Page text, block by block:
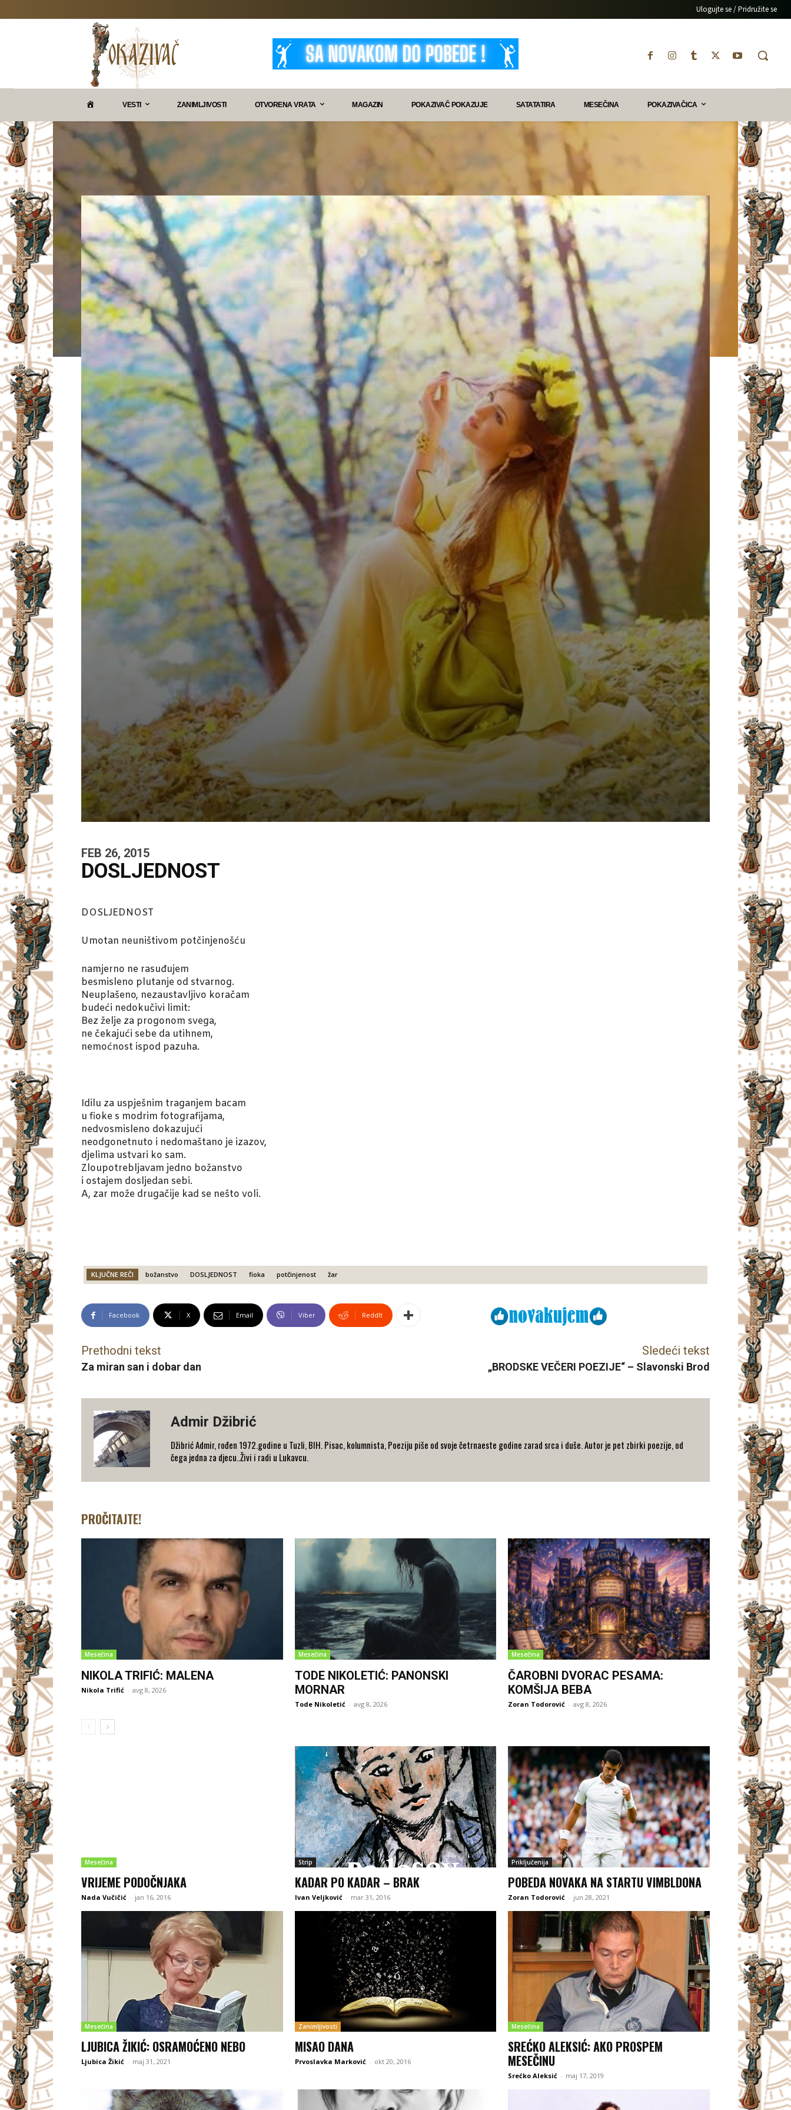
Ulogujte se / Pridružite se
A
Z
V
A
VESTI ZANIMLJIVOSTI OTVORENA VRATA MAGAZIN POKAZIVAČ POKAZUJE SATATATIRA MESEČINA POKAZIVAČICA
FEB 26, 2015
DOSLJEDNOST
DOSLJEDNOST
Umotan neuništivom potčinjenošću
namjerno ne rasuđujem
besmisleno plutanje od stvarnog.
Neuplašeno, nezaustavljivo koračam
budeći nedokučivi limit:
Bez želje za progonom svega,
ne čekajući sebe da utihnem,
nemoćnost ispod pazuha.
Idilu za uspješnim traganjem bacam
u fioke s modrim fotografijama,
nedvosmisleno dokazujući
neodgonetnuto i nedomaštano je izazov,
djelima ustvari ko sam.
Zloupotrebljavam jedno božanstvo
i ostajem dosljedan sebi.
A, zar može drugačije kad se nešto voli.
KLJUČNE REČI božanstvo DOSLJEDNOST fioka potčinjenost žar
Facebook X Email Viber ReddIt
Prethodni tekst
Za miran san i dobar dan
Sledeći tekst
„BRODSKE VEČERI POEZIJE“ – Slavonski Brod
Admir Džibrić
Džibrić Admir, rođen 1972.godine u Tuzli, BIH. Pisac, kolumnista, Poeziju piše od svoje četrnaeste godine zarad srca i duše. Autor je pet zbirki poezije, od
čega jedna za djecu..Živi i radi u Lukavcu.
PROČITAJTE!
Mesečina
NIKOLA TRIFIĆ: MALENA
Nikola Trifić - avg 8, 2026
Mesečina
TODE NIKOLETIĆ: PANONSKI
MORNAR
Tode Nikoletić - avg 8, 2026
Mesečina
ČAROBNI DVORAC PESAMA:
KOMŠIJA BEBA
Zoran Todorović - avg 8, 2026
Mesečina
VRIJEME PODOČNJAKA
Nada Vučičić - jan 16, 2016
Strip
KADAR PO KADAR – BRAK
Ivan Veljković - mar 31, 2016
Priključenija
POBEDA NOVAKA NA STARTU VIMBLDONA
Zoran Todorović - jun 28, 2021
Mesečina
LJUBICA ŽIKIĆ: OSRAMOĆENO NEBO
Ljubica Žikić - maj 31, 2021
Zanimljivosti
MISAO DANA
Prvoslavka Marković - okt 20, 2016
Mesečina
SREĆKO ALEKSIĆ: AKO PROSPEM
MESEČINU
Srećko Aleksić - maj 17, 2019